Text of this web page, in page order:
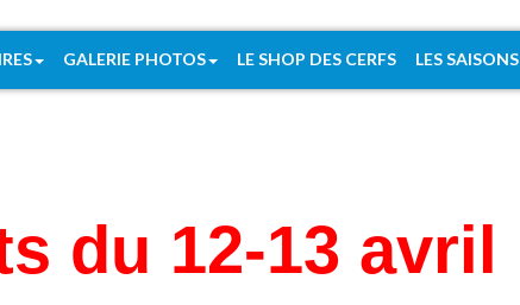
GALERIE PHOTOS LE SHOP DES CERFS LES SAISONS
du 12-13 avril